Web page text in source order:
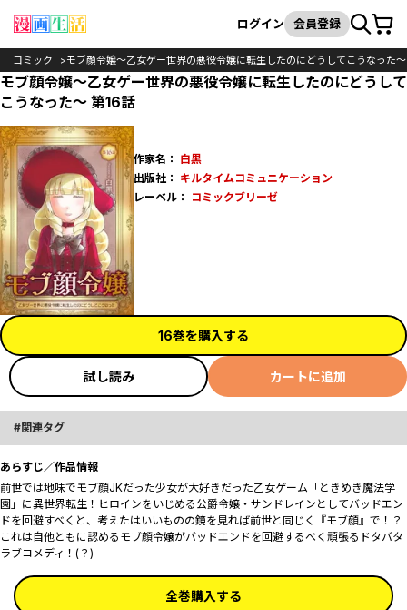
検索
ログイン 会員登録カート
コミック モブ顔令嬢～乙女ゲー世界の悪役令嬢に転生したのにどうしてこうなった～
モブ顔令嬢～乙女ゲー世界の悪役令嬢に転生したのにどうして
こうなった～ 第16話
作家名： 白黒
出版社： キルタイムコミュニケーション
レーベル：
コミックブリーゼ
16巻を購入する
試し読み カートに追加
関連タグ
あらすじ／作品情報
前世では地味でモブ顔JKだった少女が大好きだった乙女ゲーム「ときめき魔法学
園」に異世界転生！ヒロインをいじめる公爵令嬢・サンドレインとしてバッドエン
ドを回避すべく――と、考えたはいいものの鏡を見れば前世と同じく『モブ顔』で！？
これは自他ともに認めるモブ顔令嬢がバッドエンドを回避するべく頑張るドタバタ
ラブコメディ！(？)
全巻購入する